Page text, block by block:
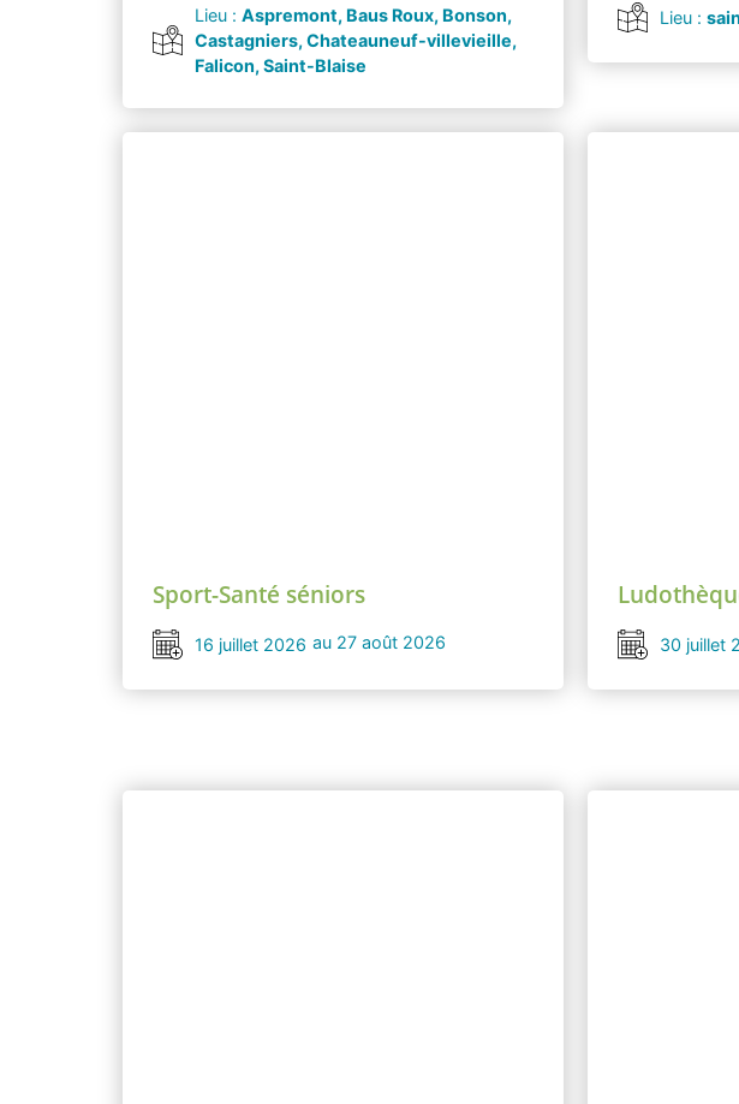
Lieu : Aspremont, Baus Roux, Bonson,
Castagniers, Chateauneuf-villevieille,
Falicon, Saint-Blaise
Lieu :
Sport-Santé séniors
16 juillet 2026 au 27 août 2026 30 juillet